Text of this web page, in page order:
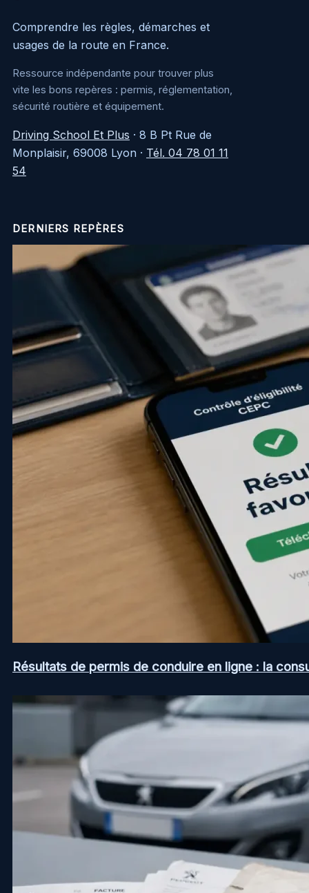
Comprendre les règles, démarches et
usages de la route en France.
Ressource indépendante pour trouver plus
vite les bons repères : permis, réglementation,
sécurité routière et équipement.
Driving School Et Plus · 8 B Pt Rue de
Monplaisir, 69008 Lyon · Tél. 04 78 01 11
54
DERNIERS REPÈRES
Résultats de permis de conduire en ligne : la